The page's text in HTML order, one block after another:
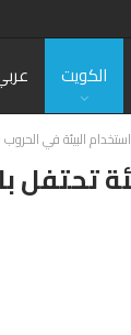
الكويت
البيئة في
تحتفل